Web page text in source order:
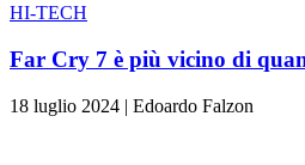
HI-TECH
Far Cry 7 è più vicino di
18 luglio 2024 | Edoardo Falzon